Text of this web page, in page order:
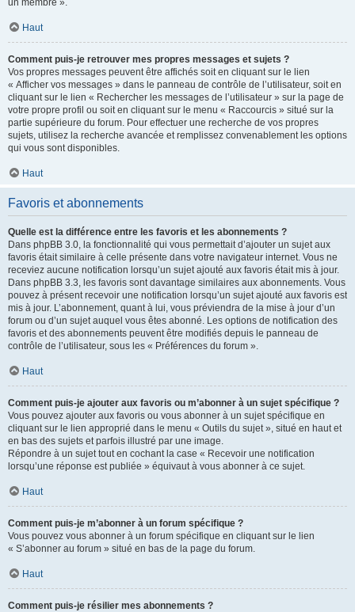
un membre ».
Haut
Comment puis-je retrouver mes propres messages et sujets ?
Vos propres messages peuvent être affichés soit en cliquant sur le lien
« Afficher vos messages » dans le panneau de contrôle de l’utilisateur, soit en
cliquant sur le lien « Rechercher les messages de l’utilisateur » sur la page de
votre propre profil ou soit en cliquant sur le menu « Raccourcis » situé sur la
partie supérieure du forum. Pour effectuer une recherche de vos propres
sujets, utilisez la recherche avancée et remplissez convenablement les options
qui vous sont disponibles.
Haut
Favoris et abonnements
Quelle est la différence entre les favoris et les abonnements ?
Dans phpBB 3.0, la fonctionnalité qui vous permettait d’ajouter un sujet aux
favoris était similaire à celle présente dans votre navigateur internet. Vous ne
receviez aucune notification lorsqu’un sujet ajouté aux favoris était mis à jour.
Dans phpBB 3.3, les favoris sont davantage similaires aux abonnements. Vous
pouvez à présent recevoir une notification lorsqu’un sujet ajouté aux favoris est
mis à jour. L’abonnement, quant à lui, vous préviendra de la mise à jour d’un
forum ou d’un sujet auquel vous êtes abonné. Les options de notification des
favoris et des abonnements peuvent être modifiés depuis le panneau de
contrôle de l’utilisateur, sous les « Préférences du forum ».
Haut
Comment puis-je ajouter aux favoris ou m’abonner à un sujet spécifique ?
Vous pouvez ajouter aux favoris ou vous abonner à un sujet spécifique en
cliquant sur le lien approprié dans le menu « Outils du sujet », situé en haut et
en bas des sujets et parfois illustré par une image.
Répondre à un sujet tout en cochant la case « Recevoir une notification
lorsqu’une réponse est publiée » équivaut à vous abonner à ce sujet.
Haut
Comment puis-je m’abonner à un forum spécifique ?
Vous pouvez vous abonner à un forum spécifique en cliquant sur le lien
« S’abonner au forum » situé en bas de la page du forum.
Haut
Comment puis-je résilier mes abonnements ?